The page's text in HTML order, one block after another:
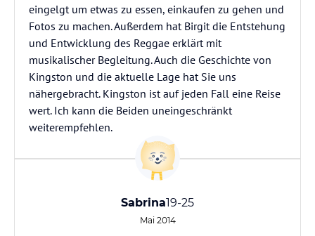
eingelgt um etwas zu essen, einkaufen zu gehen und
Fotos zu machen. Außerdem hat Birgit die Entstehung
und Entwicklung des Reggae erklärt mit
musikalischer Begleitung. Auch die Geschichte von
Kingston und die aktuelle Lage hat Sie uns
nähergebracht. Kingston ist auf jeden Fall eine Reise
wert. Ich kann die Beiden uneingeschränkt
weiterempfehlen.
Sabrina19-25
Mai 2014